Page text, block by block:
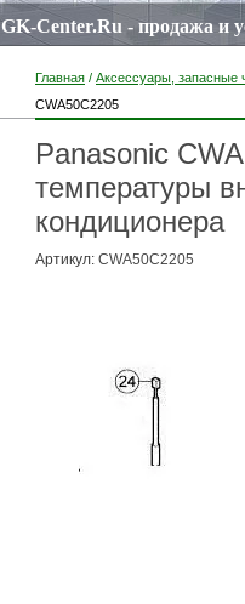
GK-Center.Ru - продажа и
Главная / Аксессуары, запасные
CWA50C2205
Panasonic
температуры
кондиционера
Артикул: CWA50C2205